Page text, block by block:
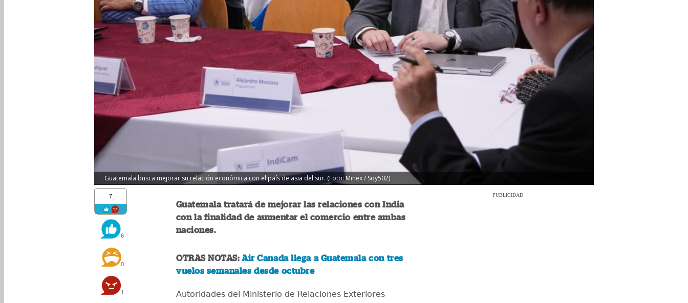
Guatemala busca mejorar su relación económica con el país de asia del sur. (Foto: Minex / Soy502)
7
6
0
1
Guatemala tratará de mejorar las relaciones con India
con la finalidad de aumentar el comercio entre ambas
naciones.
OTRAS NOTAS:Air Canada llega a Guatemala con tres
vuelos semanales desde octubre
Autoridades del Ministerio de Relaciones Exteriores
PUBLICIDAD